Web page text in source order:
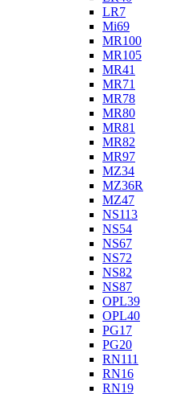
LR7
Mi69
MR100
MR105
MR41
MR71
MR78
MR80
MR81
MR82
MR97
MZ34
MZ36R
MZ47
NS113
NS54
NS67
NS72
NS82
NS87
OPL39
OPL40
PG17
PG20
RN111
RN16
RN19